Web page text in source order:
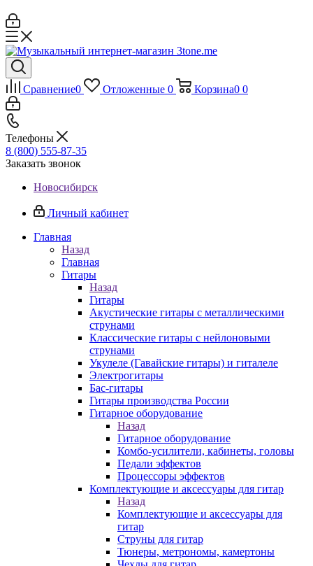
Сравнение0 Отложенные 0 Корзина0 0
Телефоны
8 (800) 555-87-35
Заказать звонок
Новосибирск
Личный кабинет
Главная
Назад
Главная
Гитары
Назад
Гитары
Акустические гитары с металлическими
струнами
Классические гитары с нейлоновыми
струнами
Укулеле (Гавайские гитары) и гиталеле
Электрогитары
Бас-гитары
Гитары производства России
Гитарное оборудование
Назад
Гитарное оборудование
Комбо-усилители, кабинеты, головы
Педали эффектов
Процессоры эффектов
Комплектующие и аксессуары для гитар
Назад
Комплектующие и аксессуары для
гитар
Струны для гитар
Тюнеры, метрономы, камертоны